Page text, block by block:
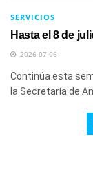
SERVICIOS
Hasta el 8 de
2026-07-06
Continúa esta
la Secretaría de